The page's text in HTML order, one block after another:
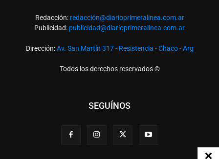
Redacción: redacción@diarioprimeralinea.com.ar
Publicidad: publicidad@diarioprimeralinea.com.ar
Dirección:Av. San Martín 317 - Resistencia - Chaco - Arg
Todos los derechos reservados ©
SEGUÍNOS